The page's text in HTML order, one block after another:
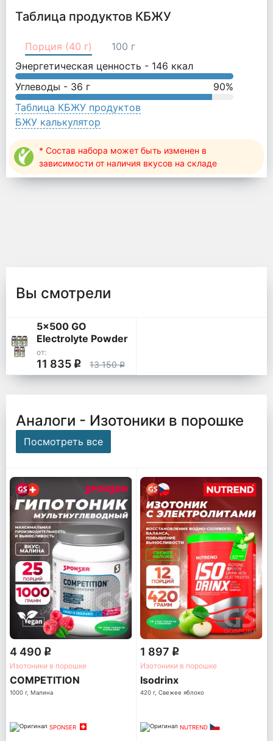
Таблица продуктов КБЖУ
Порция (40 г)
100 г
Энергетическая ценность - 146 ккал
Углеводы - 36 г 90%
Таблица КБЖУ продуктов
БЖУ калькулятор
* Состав набора может быть изменен в
зависимости от наличия вкусов на складе
Вы смотрели
5x500 GO
Electrolyte Powder
от:
11 835 q 13 150q
Аналоги - Изотоники в порошке
Посмотреть все
4 490 q
Изотоники в порошке
COMPETITION
1000 г, Малина
SPONSER
1 897 q
Изотоники в порошке
Isodrinx
420 г, Свежее яблоко
NUTREND